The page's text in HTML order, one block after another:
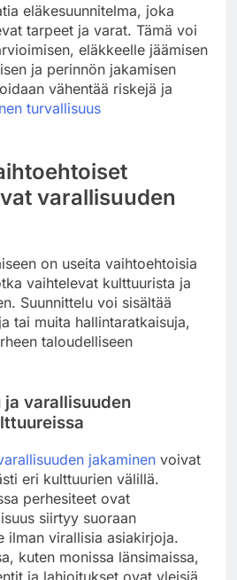
eläkesuunnitelma, joka
tarpeet ja varat. Tämä voi
eläkkeelle jäämisen
ja perinnön jakamisen
vähentää riskejä ja
turvallisuus
varallisuuden
on useita vaihtoehtoisia
vaihtelevat kulttuurista ja
Suunnittelu voi sisältää
tai muita hallintaratkaisuja,
taloudelliseen
ja varallisuuden
jakaminen voivat
eri kulttuurien välillä.
perhesiteet ovat
siirtyy suoraan
ilman virallisia asiakirjoja.
kuten monissa länsimaissa,
ja lahjoitukset ovat yleisiä